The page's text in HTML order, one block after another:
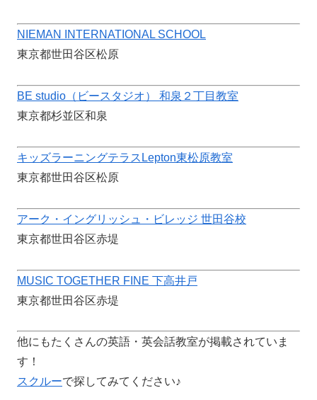
NIEMAN INTERNATIONAL SCHOOL
東京都世田谷区松原
BE studio（ビースタジオ） 和泉２丁目教室
東京都杉並区和泉
キッズラーニングテラスLepton東松原教室
東京都世田谷区松原
アーク・イングリッシュ・ビレッジ 世田谷校
東京都世田谷区赤堤
MUSIC TOGETHER FINE 下高井戸
東京都世田谷区赤堤
他にもたくさんの英語・英会話教室が掲載されていま
す！
スクルーで探してみてください♪